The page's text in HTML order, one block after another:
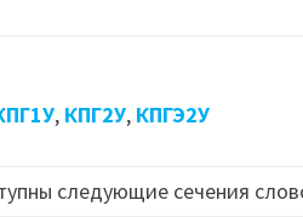
, КПГ2У, КПГЭ2У
следующие сечения